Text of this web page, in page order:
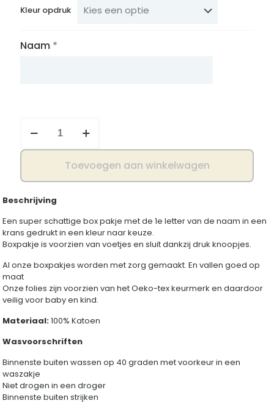
Kleur opdruk
Naam *
krans
Toevoegen aan winkelwagen
Beschrijving
Een super schattige box pakje met de 1e letter van de naam in een
krans gedrukt in een kleur naar keuze.
Boxpakje is voorzien van voetjes en sluit dankzij druk knoopjes.
Al onze boxpakjes worden met zorg gemaakt. En vallen goed op
maat
Onze folies zijn voorzien van het Oeko-tex keurmerk en daardoor
veilig voor baby en kind.
Materiaal:100% Katoen
Wasvoorschriften
Binnenste buiten wassen op 40 graden met voorkeur in een
waszakje
Niet drogen in een droger
Binnenste buiten strijken